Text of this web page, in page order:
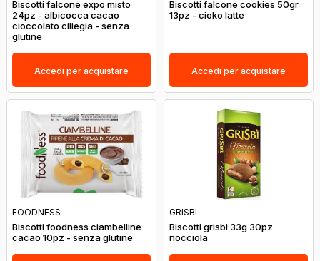
Biscotti falcone expo misto
24pz - albicocca cacao
cioccolato ciliegia - senza
glutine
Accedi per acquistare
Biscotti falcone cookies 50gr
13pz - cioko latte
Accedi per acquistare
FOODNESS
Biscotti foodness ciambelline
cacao 10pz - senza glutine
GRISBI
Biscotti grisbi 33g 30pz
nocciola